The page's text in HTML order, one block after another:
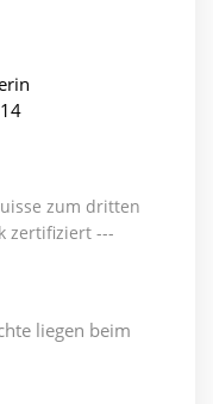
zum dritten
zertifiziert ---
liegen beim